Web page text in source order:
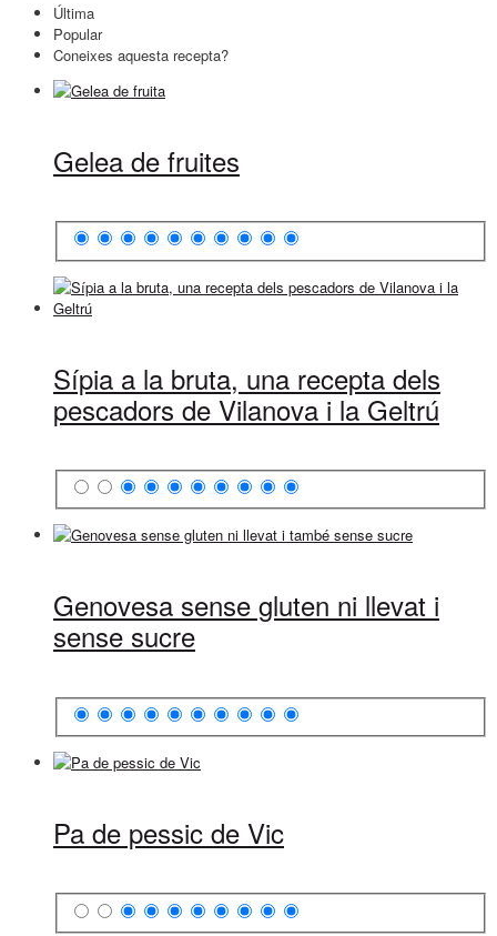
Última
Popular
Coneixes aquesta recepta?
Gelea de fruites
Sípia a la bruta, una recepta dels
pescadors de Vilanova i la Geltrú
Genovesa sense gluten ni llevat i
sense sucre
Pa de pessic de Vic